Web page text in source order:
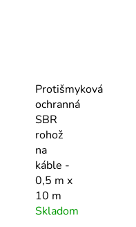
Protišmyková
ochranná
SBR
rohož
na
káble -
0,5 m x
10 m
Skladom